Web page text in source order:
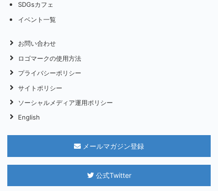
SDGsカフェ
イベント一覧
お問い合わせ
ロゴマークの使用方法
プライバシーポリシー
サイトポリシー
ソーシャルメディア運用ポリシー
English
メールマガジン登録
公式Twitter